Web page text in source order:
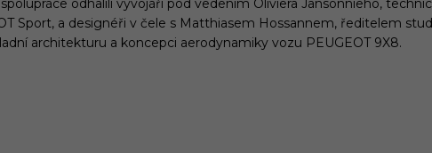
odhalili vývojáři pod vedením Oliviera Jansonnieho,
Sport, a designéři v čele s Matthiasem Hossannem, ředitelem
architekturu a koncepci aerodynamiky vozu PEUGEOT 9X8.